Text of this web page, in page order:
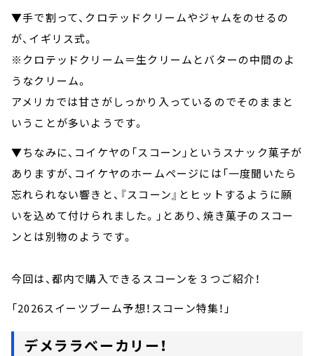
▼手で割って、クロテッドクリームやジャムをのせるの
が、イギリス式。
※クロテッドクリーム＝生クリームとバターの中間のよ
うなクリーム。
アメリカでは甘さがしっかり入っているのでそのままと
いうことが多いようです。
▼ちなみに、コイケヤの「スコーン」というスナック菓子が
ありますが、コイケヤのホームページには「一度聞いたら
忘れられない響きと、『スコーン』とヒットするように願
いを込めて付けられました。」とあり、焼き菓子のスコー
ンとは別物のようです。
今回は、都内で購入できるスコーンを３つご紹介！
「2026スイーツブーム予想！スコーン特集！」
デメララベーカリー！